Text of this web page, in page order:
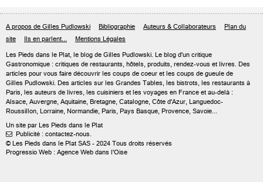
A propos de Gilles Pudlowski Bibliographie Auteurs & Collaborateurs
Plan du
site
Ils en parlent... Mentions Légales
Les Pieds dans le Plat, le blog de Gilles Pudlowski. Le blog d'un critique
Gastronomique : critiques de restaurants, hôtels, produits, rendez-vous et livres. Des
articles pour vous faire découvrir les coups de coeur et les coups de gueule de
Gilles Pudlowski. Des articles sur les Grandes Tables, les bistrots, les restaurants à
Paris, les auteurs de livres, les cuisiniers et les voyages en France et au-delà :
Alsace, Auvergne, Aquitaine, Bretagne, Catalogne, Côte d'Azur, Languedoc-
Roussillon, Lorraine, Normandie, Paris, Pays Basque, Provence, Savoie...
Un site par Les Pieds dans le Plat
 Publicité : contactez-nous.
© Les Pieds dans le Plat SAS - 2024 Tous droits réservés
Progressio Web : Agence Web dans l'Oise